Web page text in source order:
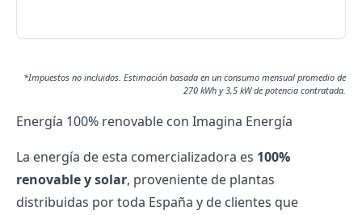
*Impuestos no incluidos. Estimación basada en un consumo mensual promedio de
270 kWh y 3,5 kW de potencia contratada.
Energía 100% renovable con Imagina Energía
La energía de esta comercializadora es 100%
renovable y solar, proveniente de plantas
distribuidas por toda España y de clientes que